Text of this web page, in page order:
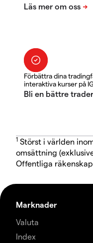
Förbättra dina
interaktiva kurser på
1 Störst i världen
omsättning
Offentliga
Marknader
Valuta
Index